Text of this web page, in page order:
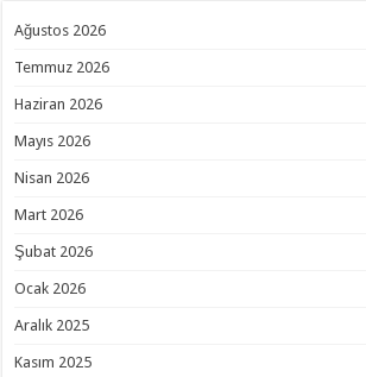
Ağustos 2026
Temmuz 2026
Haziran 2026
Mayıs 2026
Nisan 2026
Mart 2026
Şubat 2026
Ocak 2026
Aralık 2025
Kasım 2025